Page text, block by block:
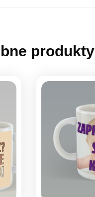
produkty